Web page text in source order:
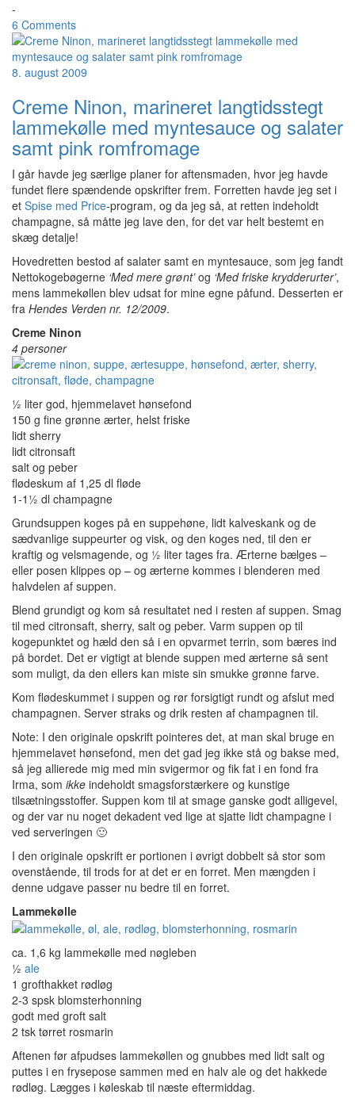
-
6 Comments
8. august 2009
Creme Ninon, marineret langtidsstegt
lammekølle med myntesauce og salater
samt pink romfromage
I går havde jeg særlige planer for aftensmaden, hvor jeg havde
fundet flere spændende opskrifter frem. Forretten havde jeg set i
et Spise med Price-program, og da jeg så, at retten indeholdt
champagne, så måtte jeg lave den, for det var helt bestemt en
skæg detalje!
Hovedretten bestod af salater samt en myntesauce, som jeg fandt
Nettokogebøgerne ‘Med mere grønt’og ‘Med friske krydderurter’,
mens lammekøllen blev udsat for mine egne påfund. Desserten er
fra Hendes Verden nr. 12/2009.
Creme Ninon
4 personer
½ liter god, hjemmelavet hønsefond
150 g fine grønne ærter, helst friske
lidt sherry
lidt citronsaft
salt og peber
flødeskum af 1,25 dl fløde
1-1½ dl champagne
Grundsuppen koges på en suppehøne, lidt kalveskank og de
sædvanlige suppeurter og visk, og den koges ned, til den er
kraftig og velsmagende, og ½ liter tages fra. Ærterne bælges –
eller posen klippes op – og ærterne kommes i blenderen med
halvdelen af suppen.
Blend grundigt og kom så resultatet ned i resten af suppen. Smag
til med citronsaft, sherry, salt og peber. Varm suppen op til
kogepunktet og hæld den så i en opvarmet terrin, som bæres ind
på bordet. Det er vigtigt at blende suppen med ærterne så sent
som muligt, da den ellers kan miste sin smukke grønne farve.
Kom flødeskummet i suppen og rør forsigtigt rundt og afslut med
champagnen. Server straks og drik resten af champagnen til.
Note: I den originale opskrift pointeres det, at man skal bruge en
hjemmelavet hønsefond, men det gad jeg ikke stå og bakse med,
så jeg allierede mig med min svigermor og fik fat i en fond fra
Irma, som ikke indeholdt smagsforstærkere og kunstige
tilsætningsstoffer. Suppen kom til at smage ganske godt alligevel,
og der var nu noget dekadent ved lige at sjatte lidt champagne i
ved serveringen 🙂
I den originale opskrift er portionen i øvrigt dobbelt så stor som
ovenstående, til trods for at det er en forret. Men mængden i
denne udgave passer nu bedre til en forret.
Lammekølle
ca. 1,6 kg lammekølle med nøgleben
½ ale
1 grofthakket rødløg
2-3 spsk blomsterhonning
godt med groft salt
2 tsk tørret rosmarin
Aftenen før afpudses lammekøllen og gnubbes med lidt salt og
puttes i en frysepose sammen med en halv ale og det hakkede
rødløg. Lægges i køleskab til næste eftermiddag.